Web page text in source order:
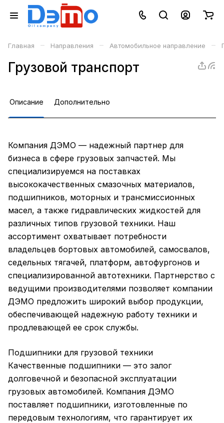
Главная – Направления – Автомобильное направление –
Грузовой транспорт
Описание Дополнительно
Компания ДЭМО — надежный партнер для
бизнеса в сфере грузовых запчастей. Мы
специализируемся на поставках
высококачественных смазочных материалов,
подшипников, моторных и трансмиссионных
масел, а также гидравлических жидкостей для
различных типов грузовой техники. Наш
ассортимент охватывает потребности
владельцев бортовых автомобилей, самосвалов,
седельных тягачей, платформ, автофургонов и
специализированной автотехники. Партнерство с
ведущими производителями позволяет компании
ДЭМО предложить широкий выбор продукции,
обеспечивающей надежную работу техники и
продлевающей ее срок службы.
Подшипники для грузовой техники
Качественные подшипники — это залог
долговечной и безопасной эксплуатации
грузовых автомобилей. Компания ДЭМО
поставляет подшипники, изготовленные по
передовым технологиям, что гарантирует их